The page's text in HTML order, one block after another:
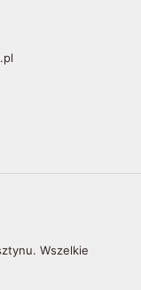
Wszelkie